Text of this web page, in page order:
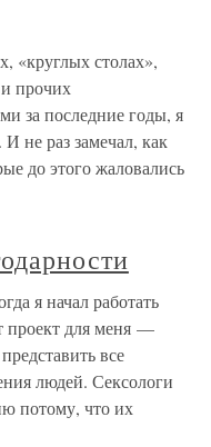
«круглых столах»,
прочих
за последние годы, я
И не раз замечал, как
до этого жаловались
я начал работать
проект для меня —
все
людей. Сексологи
потому, что их